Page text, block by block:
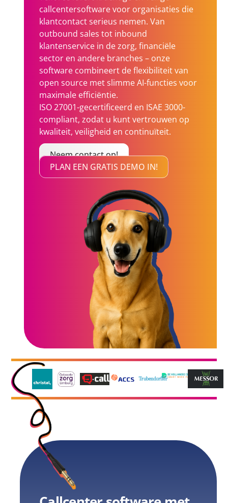
callcentersoftware voor organisaties die
klantcontact serieus nemen. Van
outbound sales tot inbound
klantenservice in de zorg, financiële
sector en andere branches – onze
software combineert de flexibiliteit van
open source met slimme AI-functies voor
maximale efficiëntie.
ISO 27001-gecertificeerd en ISAE 3000-
compliant, zodat u kunt vertrouwen op
kwaliteit, veiligheid en continuïteit.
Neem contact op!
PLAN EEN GRATIS DEMO IN!